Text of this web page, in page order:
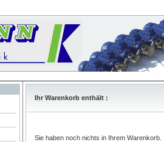
Ihr Warenkorb enthält :
Sie haben noch nichts in Ihrem Warenkorb.